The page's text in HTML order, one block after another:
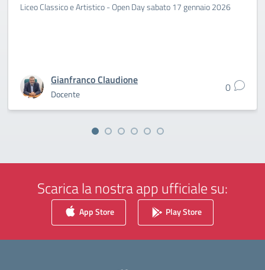
Liceo Classico e Artistico - Open Day sabato 17 gennaio 2026
Gianfranco Claudione
Docente 0
Scarica la nostra app ufficiale su:
App Store Play Store